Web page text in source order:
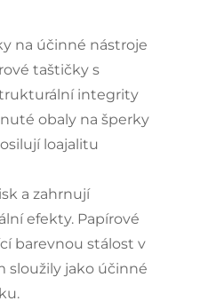
na účinné nástroje
taštičky s
integrity
obaly na šperky
loajalitu
a zahrnují
efekty. Papírové
barevnou stálost v
sloužily jako účinné